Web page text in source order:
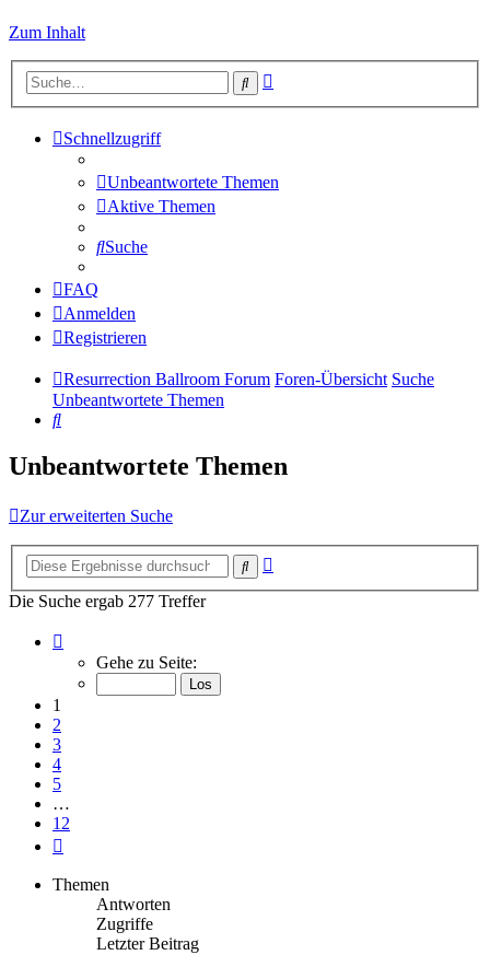
Zum Inhalt
Suche
Schnellzugriff
Unbeantwortete Themen
Aktive Themen
Suche
FAQ
Anmelden
Registrieren
Resurrection Ballroom Forum Foren-Übersicht Suche
Unbeantwortete Themen
Suche
Unbeantwortete Themen
Zur erweiterten Suche
Suche
Die Suche ergab 277 Treffer
von
Gehe zu Seite:
1
2
3
4
5
…
12
Themen
Antworten
Zugriffe
Letzter Beitrag